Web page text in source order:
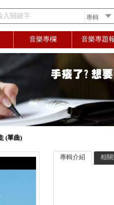
入關鍵字
音樂專欄 音樂專題
(單曲)
專輯介紹 相